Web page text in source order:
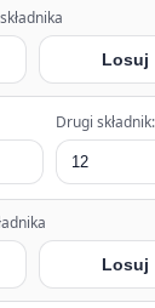
Losuj
Drugi
Losuj